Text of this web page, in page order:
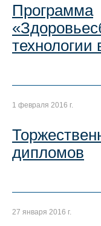
Программа
1 февраля 2016 г.
дипломов
27 января 2016 г.